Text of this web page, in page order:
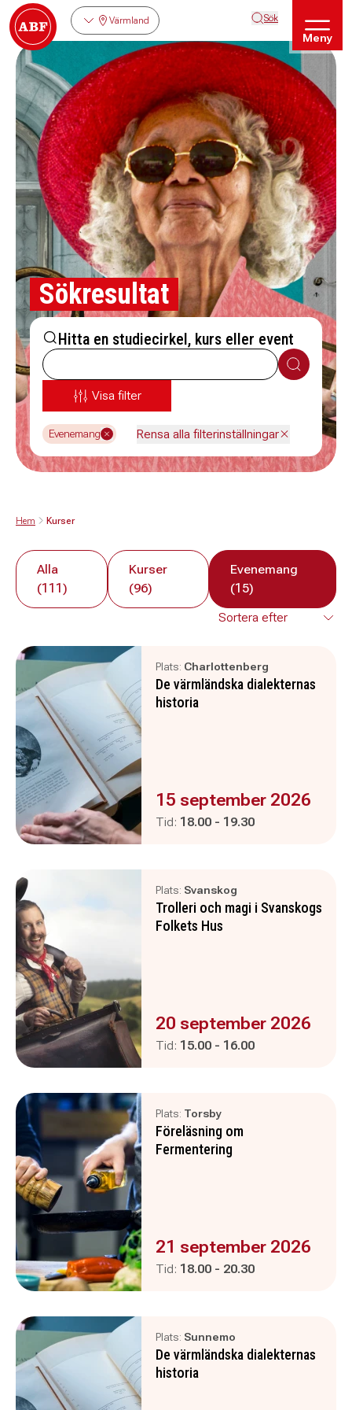
Värmland Sök
Meny
Sökresultat
Hitta en studiecirkel, kurs eller event
Sök
Visa filter
Evenemang Rensa alla filterinställningar
Hem Kurser
Alla
(111)
Kurser
(96)
Evenemang
(15)
Plats: Charlottenberg
De värmländska dialekternas
historia
Evenemanget är :
15 september 2026
Tid: Pågår mellan
18.00 - och
19.30
Plats: Svanskog
Trolleri och magi i Svanskogs
Folkets Hus
Evenemanget är :
20 september 2026
Tid: Pågår mellan
15.00 - och
16.00
Plats: Torsby
Föreläsning om
Fermentering
Evenemanget är :
21 september 2026
Tid: Pågår mellan
18.00 - och
20.30
Plats: Sunnemo
De värmländska dialekternas
historia